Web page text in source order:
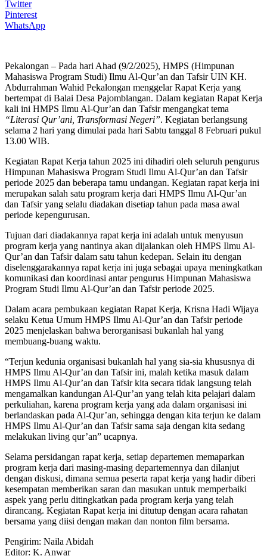
Twitter
Pinterest
WhatsApp
Pekalongan – Pada hari Ahad (9/2/2025), HMPS (Himpunan
Mahasiswa Program Studi) Ilmu Al-Qur’an dan Tafsir UIN KH.
Abdurrahman Wahid Pekalongan menggelar Rapat Kerja yang
bertempat di Balai Desa Pajomblangan. Dalam kegiatan Rapat Kerja
kali ini HMPS Ilmu Al-Qur’an dan Tafsir mengangkat tema
“Literasi Qur’ani, Transformasi Negeri”. Kegiatan berlangsung
selama 2 hari yang dimulai pada hari Sabtu tanggal 8 Februari pukul
13.00 WIB.
Kegiatan Rapat Kerja tahun 2025 ini dihadiri oleh seluruh pengurus
Himpunan Mahasiswa Program Studi Ilmu Al-Qur’an dan Tafsir
periode 2025 dan beberapa tamu undangan. Kegiatan rapat kerja ini
merupakan salah satu program kerja dari HMPS Ilmu Al-Qur’an
dan Tafsir yang selalu diadakan disetiap tahun pada masa awal
periode kepengurusan.
Tujuan dari diadakannya rapat kerja ini adalah untuk menyusun
program kerja yang nantinya akan dijalankan oleh HMPS Ilmu Al-
Qur’an dan Tafsir dalam satu tahun kedepan. Selain itu dengan
diselenggarakannya rapat kerja ini juga sebagai upaya meningkatkan
komunikasi dan koordinasi antar pengurus Himpunan Mahasiswa
Program Studi Ilmu Al-Qur’an dan Tafsir periode 2025.
Dalam acara pembukaan kegiatan Rapat Kerja, Krisna Hadi Wijaya
selaku Ketua Umum HMPS Ilmu Al-Qur’an dan Tafsir periode
2025 menjelaskan bahwa berorganisasi bukanlah hal yang
membuang-buang waktu.
“Terjun kedunia organisasi bukanlah hal yang sia-sia khususnya di
HMPS Ilmu Al-Qur’an dan Tafsir ini, malah ketika masuk dalam
HMPS Ilmu Al-Qur’an dan Tafsir kita secara tidak langsung telah
mengamalkan kandungan Al-Qur’an yang telah kita pelajari dalam
perkuliahan, karena program kerja yang ada dalam organisasi ini
berlandaskan pada Al-Qur’an, sehingga dengan kita terjun ke dalam
HMPS Ilmu Al-Qur’an dan Tafsir sama saja dengan kita sedang
melakukan living qur’an” ucapnya.
Selama persidangan rapat kerja, setiap departemen memaparkan
program kerja dari masing-masing departemennya dan dilanjut
dengan diskusi, dimana semua peserta rapat kerja yang hadir diberi
kesempatan memberikan saran dan masukan untuk memperbaiki
aspek yang perlu ditingkatkan pada program kerja yang telah
dirancang. Kegiatan Rapat kerja ini ditutup dengan acara rahatan
bersama yang diisi dengan makan dan nonton film bersama.
Pengirim: Naila Abidah
Editor: K. Anwar